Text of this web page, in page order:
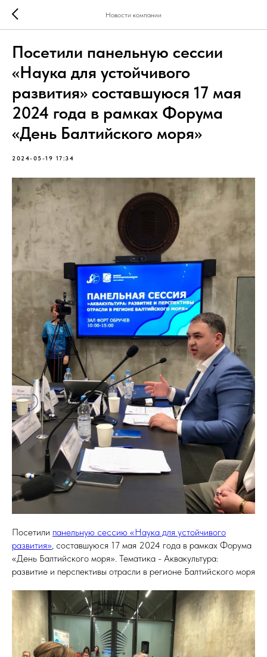
Новости компании
Посетили панельную сессии
«Наука для устойчивого
развития» составшуюся 17 мая
2024 года в рамках Форума
«День Балтийского моря»
2024-05-19 17:34
Посетили панельную сессию «Наука для устойчивого
развития», составшуюся 17 мая 2024 года в рамках Форума
«День Балтийского моря». Тематика - Аквакультура:
развитие и перспективы отрасли в регионе Балтийского моря